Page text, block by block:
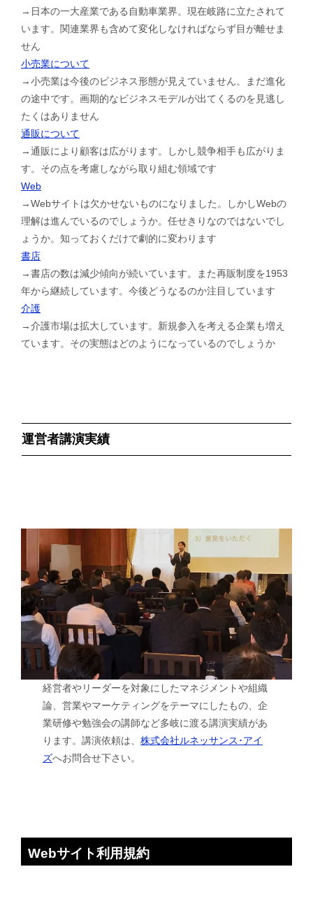
→日本の一大産業である自動車業界。現在岐路に立たされて
います。関連業界も含めて変化しなければならず目が離せま
せん
小売業について
→小売業は今後のビジネス形態が見えていません。まだ進化
の途中です。画期的なビジネスモデルが出てくるのを見逃し
たくはありません
通販について
→通販により顧客は広がります。しかし競争相手も広がりま
す。その点を考慮しながら取り組む領域です
Web
→Webサイトは欠かせないものになりました。しかしWebの
理解は進んでいるのでしょうか。任せきりなのではないでし
ょうか。知っておくだけで劇的に変わります
書店
→書店の数は減少傾向が続いています。また再販制度を1953
年から継続しています。今後どうなるのか注目しています
介護
→介護市場は拡大しています。新規参入を考える企業も増え
ています。その実態はどのようになっているのでしょうか
運営者講演実績
経営者やリーダーを対象にしたマネジメントや組織
論、営業やマーケティングをテーマにしたもの、企
業研修や勉強会の講師など多岐に渡る講演実績があ
ります。講演依頼は、株式会社ルネッサンス･アイ
ズへお問合せ下さい。
Webサイト利用規約